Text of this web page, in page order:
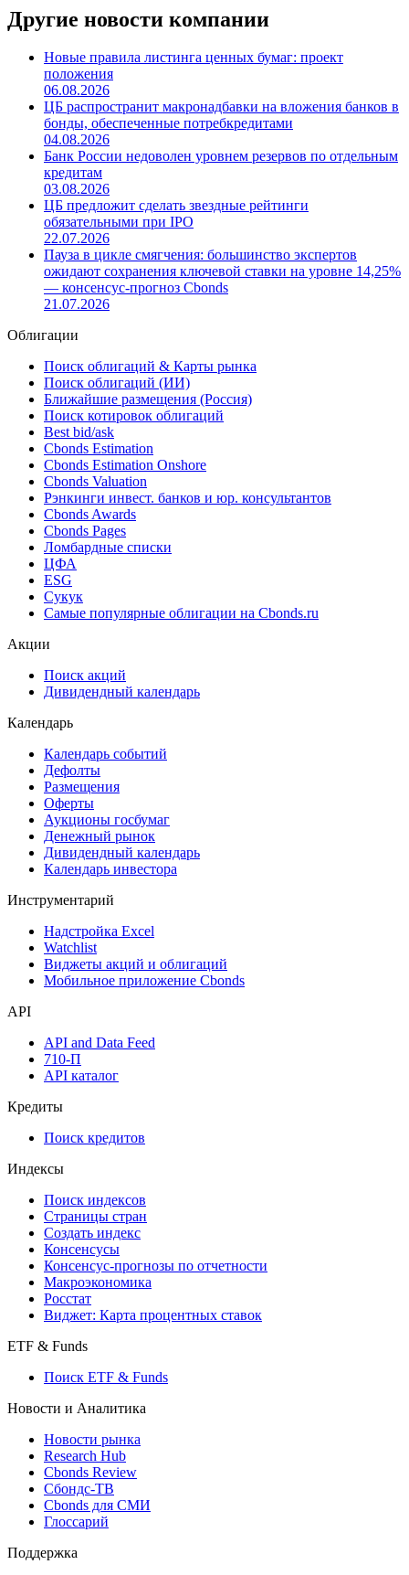
Другие новости компании
Новые правила листинга ценных бумаг: проект
положения
06.08.2026
ЦБ распространит макронадбавки на вложения банков в
бонды, обеспеченные потребкредитами
04.08.2026
Банк России недоволен уровнем резервов по отдельным
кредитам
03.08.2026
ЦБ предложит сделать звездные рейтинги
обязательными при IPO
22.07.2026
Пауза в цикле смягчения: большинство экспертов
ожидают сохранения ключевой ставки на уровне 14,25%
— консенсус-прогноз Cbonds
21.07.2026
Облигации
Поиск облигаций & Карты рынка
Поиск облигаций (ИИ)
Ближайшие размещения (Россия)
Поиск котировок облигаций
Best bid/ask
Cbonds Estimation
Cbonds Estimation Onshore
Cbonds Valuation
Рэнкинги инвест. банков и юр. консультантов
Cbonds Awards
Cbonds Pages
Ломбардные списки
ЦФА
ESG
Сукук
Самые популярные облигации на Cbonds.ru
Акции
Поиск акций
Дивидендный календарь
Календарь
Календарь событий
Дефолты
Размещения
Оферты
Аукционы госбумаг
Денежный рынок
Дивидендный календарь
Календарь инвестора
Инструментарий
Надстройка Excel
Watchlist
Виджеты акций и облигаций
Мобильное приложение Cbonds
API
API and Data Feed
710-П
API каталог
Кредиты
Поиск кредитов
Индексы
Поиск индексов
Страницы стран
Создать индекс
Консенсусы
Консенсус-прогнозы по отчетности
Макроэкономика
Росстат
Виджет: Карта процентных ставок
ETF & Funds
Поиск ETF & Funds
Новости и Аналитика
Новости рынка
Research Hub
Cbonds Review
Сбондс-ТВ
Cbonds для СМИ
Глоссарий
Поддержка